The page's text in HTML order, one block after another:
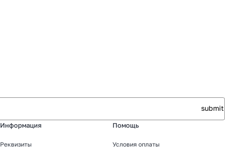
Информация
Реквизиты
Помощь
Условия оплаты